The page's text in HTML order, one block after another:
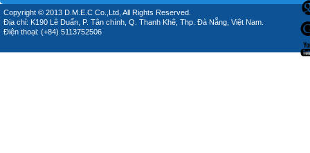
Copyright © 2013 D.M.E.C Co.,Ltd, All Rights Reserved.
Địa chỉ: K190 Lê Duẩn, P. Tân chính, Q. Thanh Khê, Thp. Đà Nẵng, Việt Nam.
Điện thoại: (+84) 5113752506